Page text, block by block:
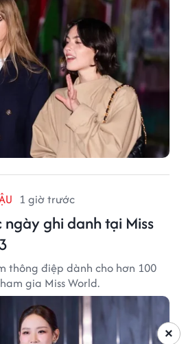
1 giờ trước
ghi danh tại Miss
thông điệp dành cho hơn 100
gia Miss World.
×